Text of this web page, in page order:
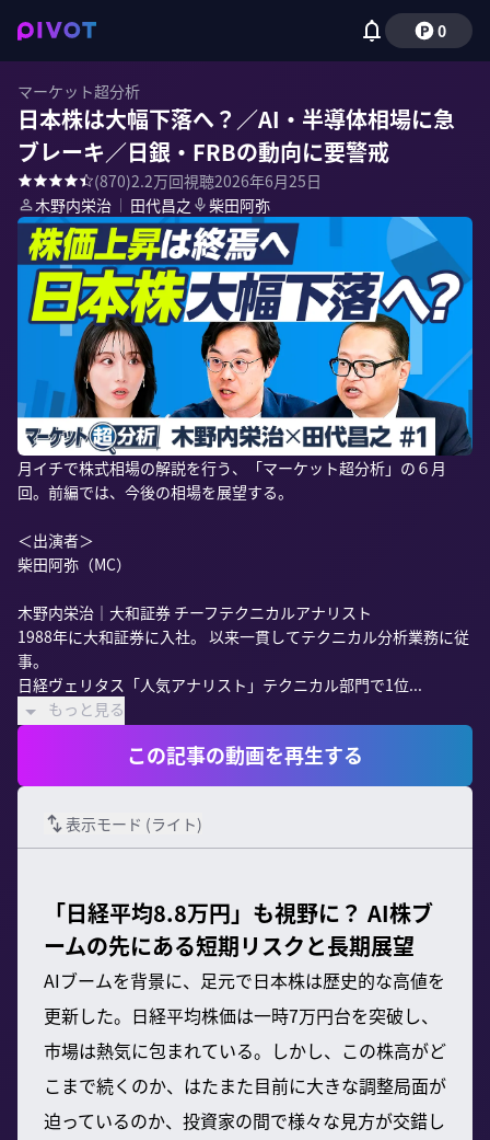
0
マーケット超分析
日本株は大幅下落へ？／AI・半導体相場に急
ブレーキ／日銀・FRBの動向に要警戒
(870)2.2万回視聴2026年6月25日
木野内栄治 ｜ 田代昌之 柴田阿弥
月イチで株式相場の解説を行う、「マーケット超分析」の６月
回。前編では、今後の相場を展望する。
＜出演者＞
柴田阿弥（MC）
木野内栄治｜大和証券 チーフテクニカルアナリスト
1988年に大和証券に入社。 以来一貫してテクニカル分析業務に従
事。
日経ヴェリタス「人気アナリスト」テクニカル部門で1位...
もっと見る
この記事の動画を再生する
表示モード (ライト)
「日経平均8.8万円」も視野に？ AI株ブ
ームの先にある短期リスクと長期展望
AIブームを背景に、足元で日本株は歴史的な高値を
更新した。日経平均株価は一時7万円台を突破し、
市場は熱気に包まれている。しかし、この株高がど
こまで続くのか、はたまた目前に大きな調整局面が
迫っているのか、投資家の間で様々な見方が交錯し